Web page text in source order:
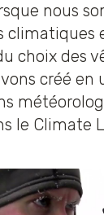
nous
climatiques
choix des
créé en
le Climate